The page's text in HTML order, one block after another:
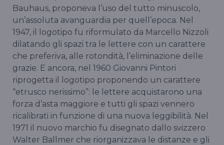
Bauhaus, proponeva l’uso del tutto minuscolo,
un’assoluta avanguardia per quell’epoca. Nel
1947, il logotipo fu riformulato da Marcello Nizzoli
dilatando gli spazi tra le lettere con un carattere
che preferiva, alle rotondità, l’eliminazione delle
grazie. E ancora, nel 1960 Giovanni Pintori
riprogetta il logotipo proponendo un carattere
“etrusco nerissimo”: le lettere acquistarono una
forza d’asta maggiore e tutti gli spazi vennero
ricalibrati in funzione di una nuova leggibilità. Nel
1971 il nuovo marchio fu disegnato dallo svizzero
Walter Ballmer che riorganizzava le distanze e gli